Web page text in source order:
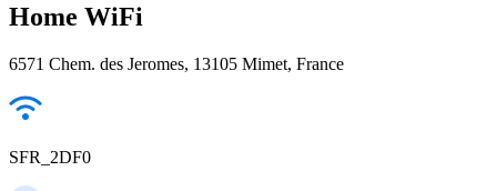
Home WiFi
6571 Chem. des Jeromes, 13105 Mimet, France
SFR_2DF0